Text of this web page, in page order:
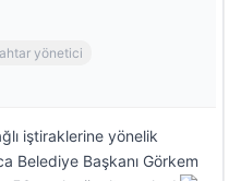
yönetici
iştiraklerine yönelik
Belediye Başkanı Görkem